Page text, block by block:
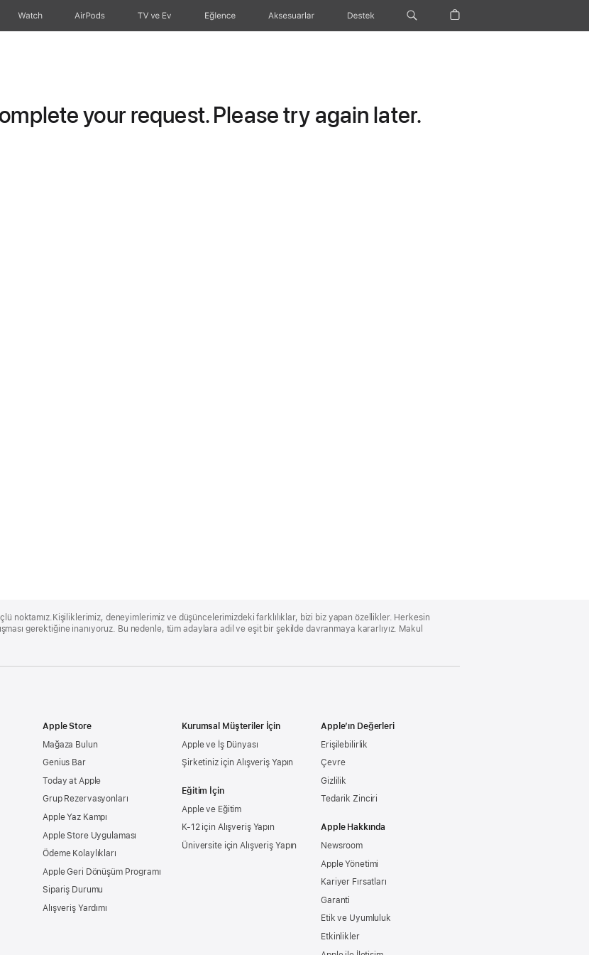
Watch AirPods TV ve Ev Eğlence Aksesuarlar Destek
your request. Please try again later.
noktamız.Kişiliklerimiz, deneyimlerimiz ve düşüncelerimizdeki farklılıklar, bizi biz yapan özellikler. Herkesin
gerektiğine inanıyoruz. Bu nedenle, tüm adaylara adil ve eşit bir şekilde davranmaya kararlıyız. Makul
Apple Store
Mağaza Bulun
Genius Bar
Today at Apple
Grup Rezervasyonları
Apple Yaz Kampı
Apple Store Uygulaması
Ödeme Kolaylıkları
Apple Geri Dönüşüm Programı
Sipariş Durumu
Alışveriş Yardımı
Kurumsal Müşteriler İçin
Apple ve İş Dünyası
Şirketiniz için Alışveriş Yapın
Eğitim İçin
Apple ve Eğitim
K-12 için Alışveriş Yapın
Üniversite için Alışveriş Yapın
Apple’ın Değerleri
Erişilebilirlik
Çevre
Gizlilik
Tedarik Zinciri
Apple Hakkında
Newsroom
Apple Yönetimi
Kariyer Fırsatları
Garanti
Etik ve Uyumluluk
Etkinlikler